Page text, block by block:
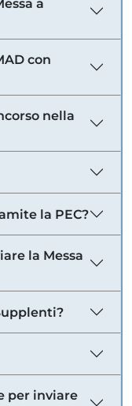
a
con
nella
la PEC?
la Messa
per inviare